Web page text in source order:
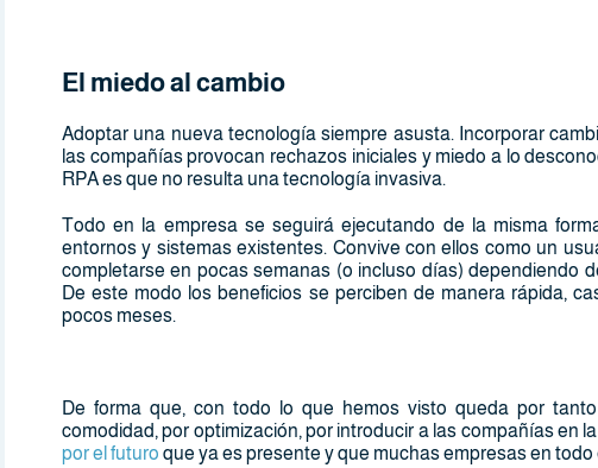
El miedo al cambio
Adoptar una nueva tecnología siempre asusta. Incorporar
las compañías provocan rechazos iniciales y miedo a lo
RPA es que no resulta una tecnología invasiva.
Todo en la empresa se seguirá ejecutando de la misma
entornos y sistemas existentes. Convive con ellos como un
completarse en pocas semanas (o incluso días) dependiendo
De este modo los beneficios se perciben de manera rápida,
pocos meses.
De forma que, con todo lo que hemos visto queda por
comodidad, por optimización, por introducir a las compañías en
por el futuro que ya es presente y que muchas empresas en